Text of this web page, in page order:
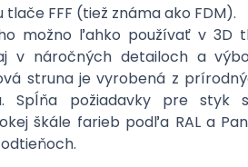
FFF (tiež známa ako FDM).
možno ľahko používať v 3D
v náročných detailoch a
struna je vyrobená z
Spĺňa požiadavky pre styk
škále farieb podľa RAL a